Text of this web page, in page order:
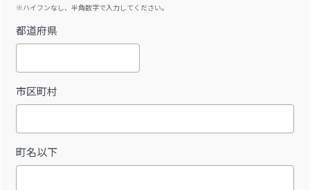
※ハイフンなし、半角数字で入力してください。
都道府県
市区町村
町名以下